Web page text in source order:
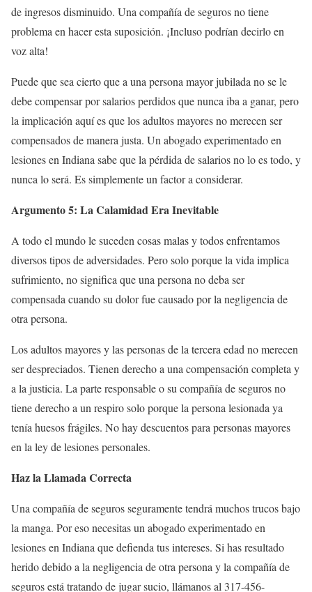
de ingresos disminuido. Una compañía de seguros no tiene
problema en hacer esta suposición. ¡Incluso podrían decirlo en
voz alta!
Puede que sea cierto que a una persona mayor jubilada no se le
debe compensar por salarios perdidos que nunca iba a ganar, pero
la implicación aquí es que los adultos mayores no merecen ser
compensados de manera justa. Un abogado experimentado en
lesiones en Indiana sabe que la pérdida de salarios no lo es todo, y
nunca lo será. Es simplemente un factor a considerar.
Argumento 5: La Calamidad Era Inevitable
A todo el mundo le suceden cosas malas y todos enfrentamos
diversos tipos de adversidades. Pero solo porque la vida implica
sufrimiento, no significa que una persona no deba ser
compensada cuando su dolor fue causado por la negligencia de
otra persona.
Los adultos mayores y las personas de la tercera edad no merecen
ser despreciados. Tienen derecho a una compensación completa y
a la justicia. La parte responsable o su compañía de seguros no
tiene derecho a un respiro solo porque la persona lesionada ya
tenía huesos frágiles. No hay descuentos para personas mayores
en la ley de lesiones personales.
Haz la Llamada Correcta
Una compañía de seguros seguramente tendrá muchos trucos bajo
la manga. Por eso necesitas un abogado experimentado en
lesiones en Indiana que defienda tus intereses. Si has resultado
herido debido a la negligencia de otra persona y la compañía de
seguros está tratando de jugar sucio, llámanos al 317-456-